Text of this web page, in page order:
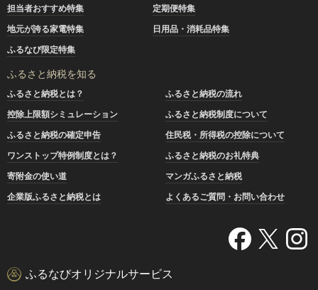
担当者おすすめ特集
定期便特集
地元が誇る家電特集
日用品・消耗品特集
ふるなび限定特集
ふるさと納税を知る
ふるさと納税とは？
ふるさと納税の流れ
控除上限額シミュレーション
ふるさと納税制度について
ふるさと納税の確定申告
住民税・所得税の控除について
ワンストップ特例制度とは？
ふるさと納税のお礼特典
寄附金の使い道
マンガふるさと納税
企業版ふるさと納税とは
よくあるご質問・お問い合わせ
ふるなびオリジナルサービス